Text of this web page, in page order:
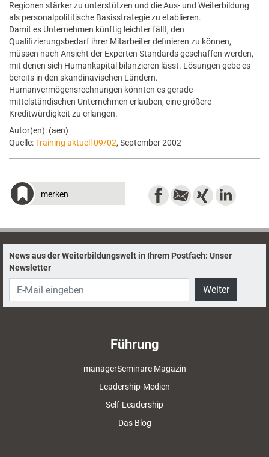
Regionen stärker zu unterstützen und die Aus- und Weiterbildung
als personalpolititische Basisstrategie zu etablieren.
Damit es Unternehmen künftig leichter fällt, den
Qualifizierungsbedarf ihrer Mitarbeiter definieren zu können,
müssen nach Ansicht der Experten Standards geschaffen werden,
mit denen sich Humankapital bilanzieren lässt. Lösungen gebe es
bereits in den skandinavischen Ländern.
Humanvermögensrechnungen könnten es gerade
mittelständischen Unternehmen erlauben, eine größere
Kreditwürdigkeit zu erlangen.
Autor(en): (aen)
Quelle:Training aktuell 09/02, September 2002
merken
News aus der Weiterbildungswelt in Ihrem Postfach: Unser
Newsletter
Weiter
Führung
managerSeminare Magazin
Leadership-Medien
Self-Leadership
Das Blog